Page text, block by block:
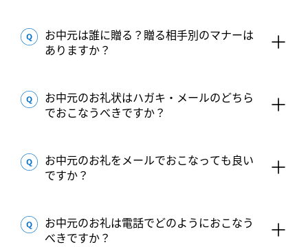
お中元は誰に贈る？贈る相手別のマナーは
ありますか？
お中元のお礼状はハガキ・メールのどちら
でおこなうべきですか？
お中元のお礼をメールでおこなっても良い
ですか？
お中元のお礼は電話でどのようにおこなう
べきですか？